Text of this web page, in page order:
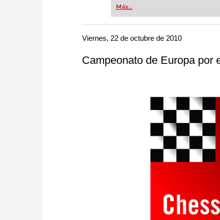
Whether you’re taking your
more efficiently, intelligently
approach than ever before.
Más...
Viernes, 22 de octubre de 2010
Campeonato de Europa por